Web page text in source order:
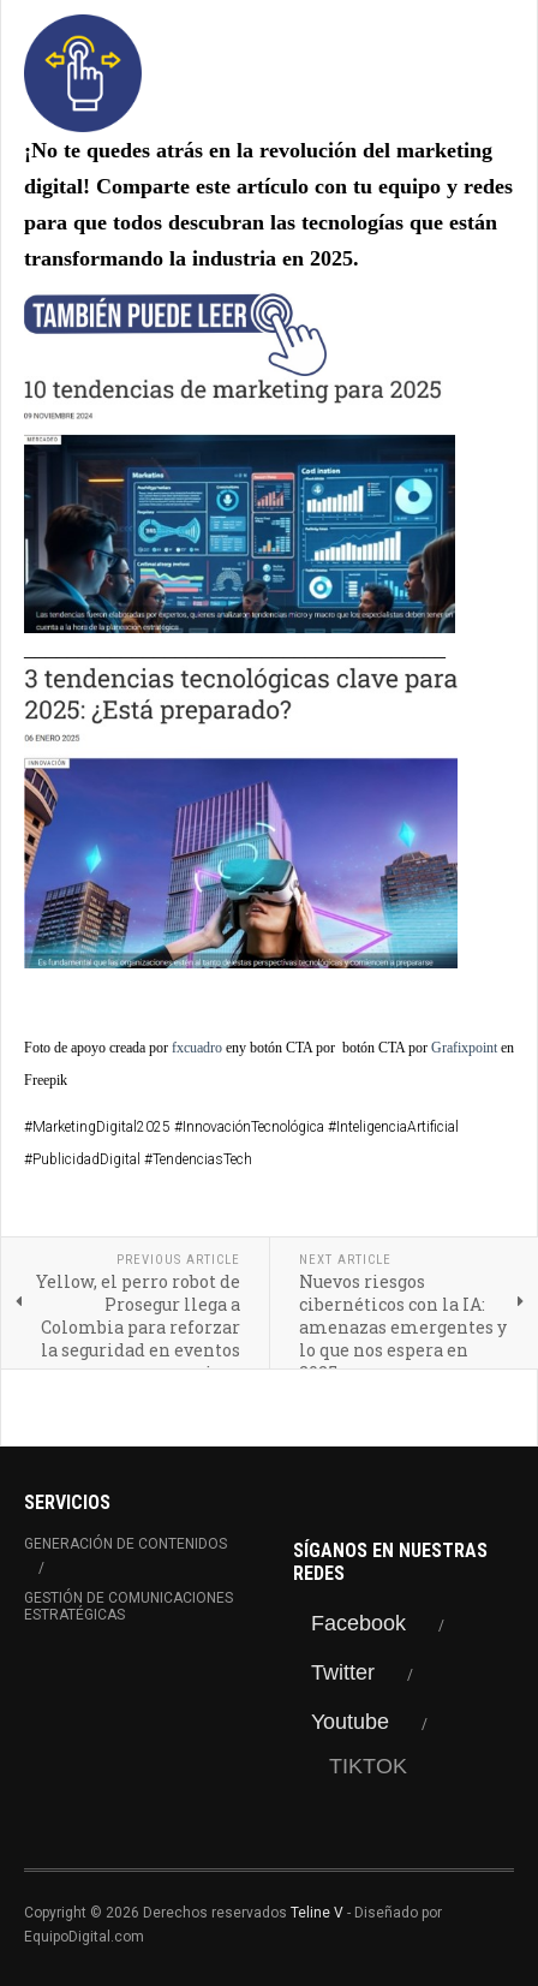
¡No te quedes atrás en la revolución del marketing
digital! Comparte este artículo con tu equipo y redes
para que todos descubran las tecnologías que están
transformando la industria en 2025.
Foto de apoyo creada por fxcuadro eny botón CTA por botón CTA por Grafixpoint en
Freepik
#MarketingDigital2025 #InnovaciónTecnológica #InteligenciaArtificial
#PublicidadDigital #TendenciasTech
PREVIOUS ARTICLE
Yellow, el perro robot de
Prosegur llega a
Colombia para reforzar
la seguridad en eventos
masivos
NEXT ARTICLE
Nuevos riesgos
cibernéticos con la IA:
amenazas emergentes y
lo que nos espera en
2025
SERVICIOS
GENERACIÓN DE CONTENIDOS
GESTIÓN DE COMUNICACIONES
ESTRATÉGICAS
SÍGANOS EN NUESTRAS
REDES
Facebook
Twitter
Youtube
TIKTOK
Copyright © 2026 Derechos reservados Teline V - Diseñado por
EquipoDigital.com